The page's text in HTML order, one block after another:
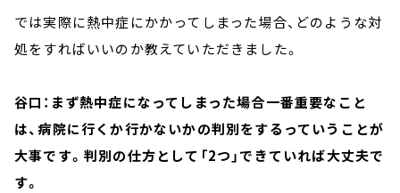
では実際に熱中症にかかってしまった場合、どのような対
処をすればいいのか教えていただきました。
谷口：まず熱中症になってしまった場合一番重要なこと
は、病院に行くか行かないかの判別をするっていうことが
大事です。判別の仕方として「2つ」できていれば大丈夫で
す。